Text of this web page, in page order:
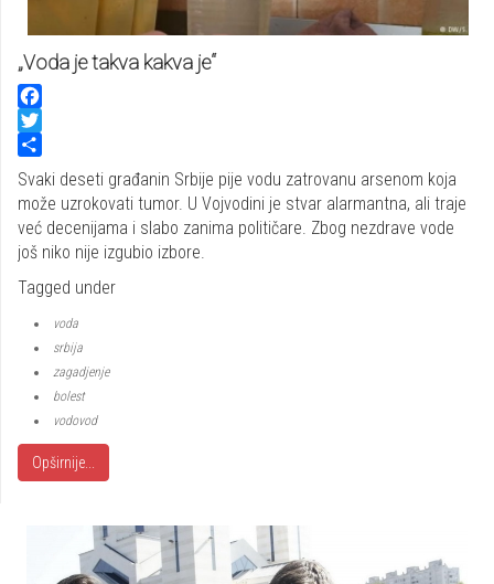
„Voda je takva kakva je“
Facebook
Twitter
Share
Svaki deseti građanin Srbije pije vodu zatrovanu arsenom koja
može uzrokovati tumor. U Vojvodini je stvar alarmantna, ali traje
već decenijama i slabo zanima političare. Zbog nezdrave vode
još niko nije izgubio izbore.
Tagged under
voda
srbija
zagadjenje
bolest
vodovod
Opširnije...